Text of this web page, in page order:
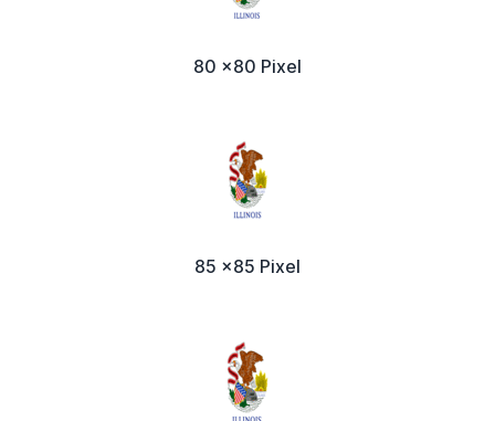
80 x80 Pixel
85 x85 Pixel